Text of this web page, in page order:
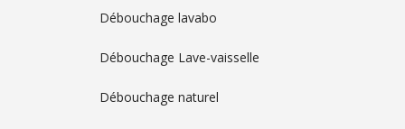
Débouchage lavabo
Débouchage Lave-vaisselle
Débouchage naturel